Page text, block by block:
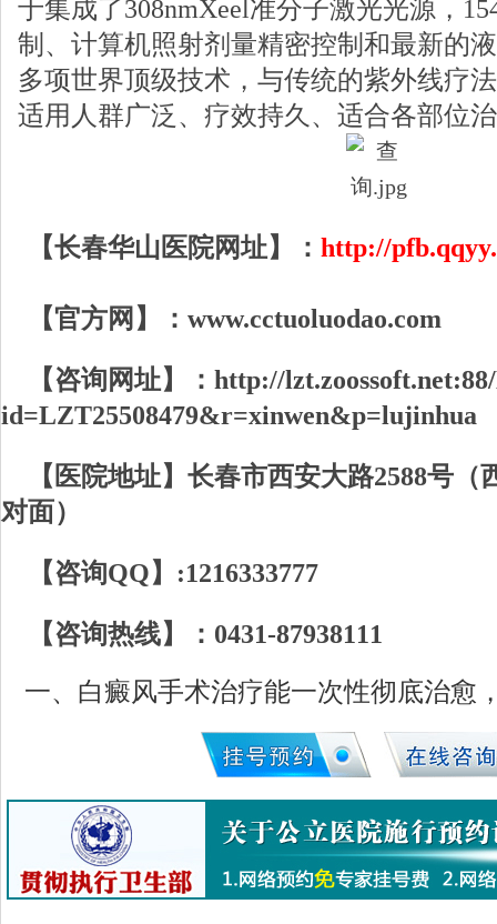
于集成了308nmXeel准分子激光光源，
制、计算机照射剂量精密控制和最新的
多项世界顶级技术，与传统的紫外线疗
适用人群广泛、疗效持久、适合各部位
【长春华山医院网址】： http://
【官方网】： www.cctuoluodao.com
【咨询网址】： http://
id=LZT25508479&r=xinwen&p=lujinhua
【医院地址】长春市西安大路2588号（
对面）
【咨询QQ】:1216333777
【咨询热线】：0431-87938111
一、白癜风手术治疗能一次性彻底治愈